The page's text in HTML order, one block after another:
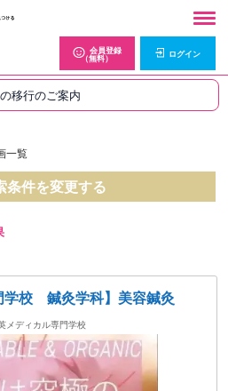
会員登録
（無料）
ログイン
移行のご案内
一覧
条件を変更する
学校 鍼灸学科】美容鍼灸
メディカル専門学校